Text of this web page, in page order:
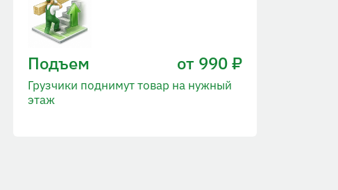
Подъем от 990 ₽
Грузчики поднимут товар на нужный
этаж